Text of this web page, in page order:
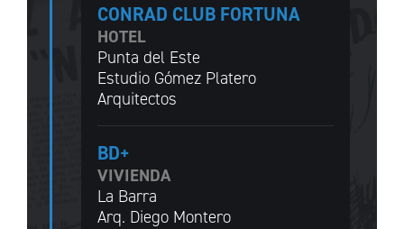
CONRAD CLUB FORTUNA
HOTEL
Punta del Este
Estudio Gómez Platero
Arquitectos
BD+
VIVIENDA
La Barra
Arq. Diego Montero